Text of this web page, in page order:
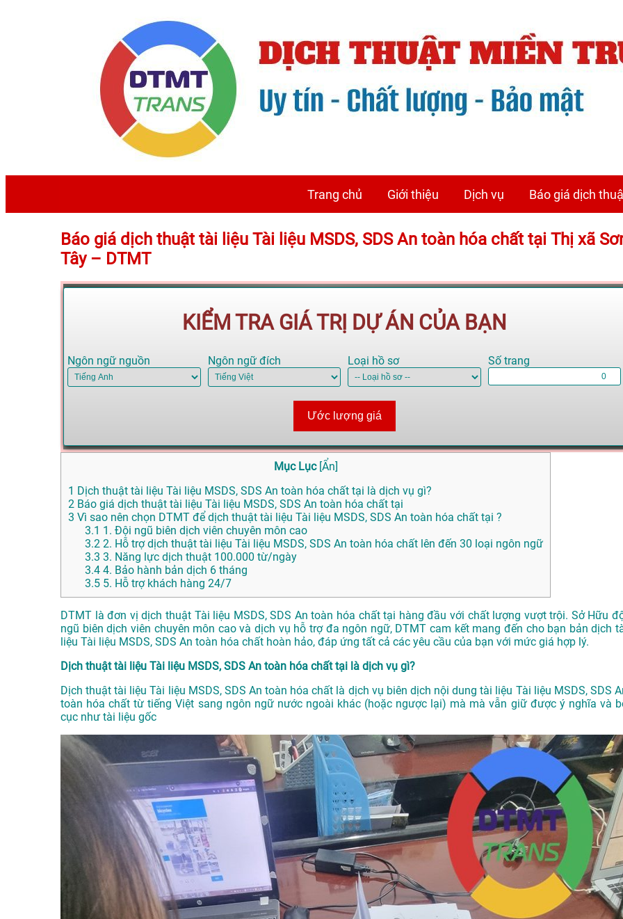
Trang chủ Giới thiệu Dịch vụ Báo giá dịch
Báo giá dịch thuật tài liệu Tài liệu MSDS, SDS An toàn hóa chất tại Thị xã
Tây – DTMT
KIỂM TRA GIÁ TRỊ DỰ ÁN CỦA BẠN
Ngôn ngữ nguồn Ngôn ngữ đích Loại hồ sơ Số trang
Ước lượng giá
Mục Lục [Ẩn]
1 Dịch thuật tài liệu Tài liệu MSDS, SDS An toàn hóa chất tại là dịch vụ gì?
2 Báo giá dịch thuật tài liệu Tài liệu MSDS, SDS An toàn hóa chất tại
3 Vì sao nên chọn DTMT để dịch thuật tài liệu Tài liệu MSDS, SDS An toàn hóa chất tại ?
3.1 1. Đội ngũ biên dịch viên chuyên môn cao
3.2 2. Hỗ trợ dịch thuật tài liệu Tài liệu MSDS, SDS An toàn hóa chất lên đến 30 loại ngôn ngữ
3.3 3. Năng lực dịch thuật 100.000 từ/ngày
3.4 4. Bảo hành bản dịch 6 tháng
3.5 5. Hỗ trợ khách hàng 24/7
DTMT là đơn vị dịch thuật Tài liệu MSDS, SDS An toàn hóa chất tại hàng đầu với chất lượng vượt trội. Sở Hữu
ngũ biên dịch viên chuyên môn cao và dịch vụ hỗ trợ đa ngôn ngữ, DTMT cam kết mang đến cho bạn bản dịch
liệu Tài liệu MSDS, SDS An toàn hóa chất hoàn hảo, đáp ứng tất cả các yêu cầu của bạn với mức giá hợp lý.
Dịch thuật tài liệu Tài liệu MSDS, SDS An toàn hóa chất tại là dịch vụ gì?
Dịch thuật tài liệu Tài liệu MSDS, SDS An toàn hóa chất là dịch vụ biên dịch nội dung tài liệu Tài liệu MSDS, SDS
toàn hóa chất từ tiếng Việt sang ngôn ngữ nước ngoài khác (hoặc ngược lại) mà mà vẫn giữ được ý nghĩa và
cục như tài liệu gốc